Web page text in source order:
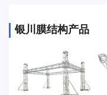
银川膜结构产品